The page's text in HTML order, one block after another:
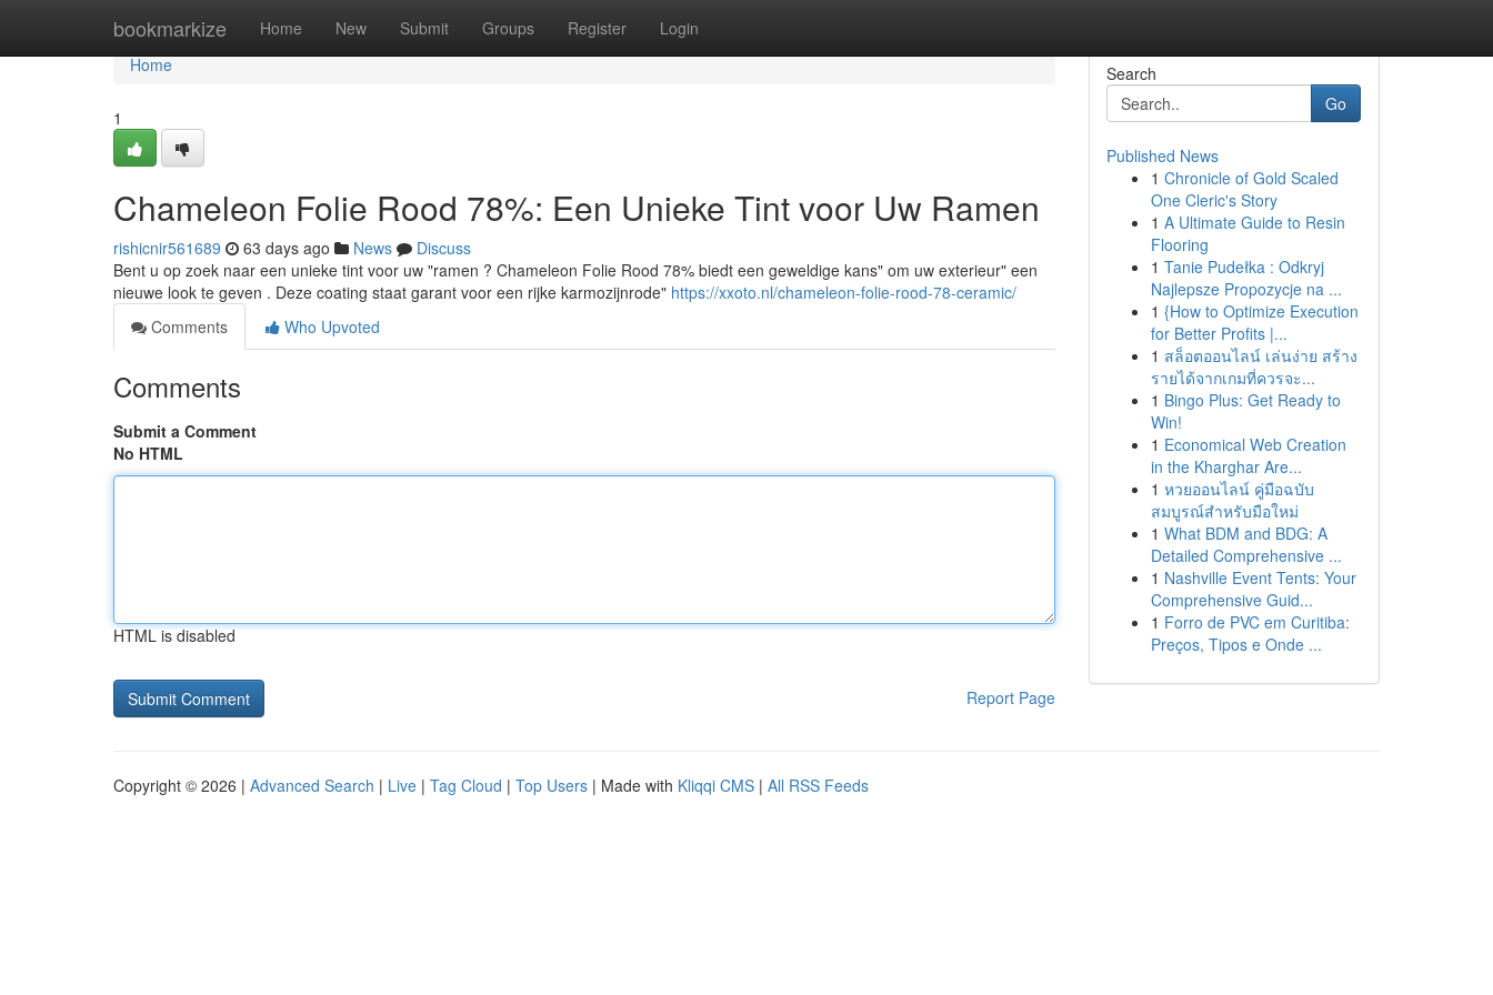
bookmarkize Home New Submit Groups Register Login
Home
Home
1
Chameleon Folie Rood 78%: Een Unieke Tint voor Uw Ramen
rishicnir561689 63 days ago News
Discuss
Bent u op zoek naar een unieke tint voor uw "ramen ? Chameleon Folie Rood 78% biedt een geweldige kans" om uw exterieur" een
nieuwe look te geven . Deze coating staat garant voor een rijke karmozijnrode" https://xxoto.nl/chameleon-folie-rood-78-ceramic/
Comments
Who Upvoted
Comments
Submit a Comment
No HTML
HTML is disabled
Report Page
Search
Go
Published News
1 Chronicle of Gold Scaled
One Cleric's Story
1 A Ultimate Guide to Resin
Flooring
1 Tanie Pudełka : Odkryj
Najlepsze Propozycje na ...
1 {How to Optimize Execution
for Better Profits |...
1 สล็อตออนไลน์ เล่นง่าย สร้าง
รายได้จากเกมที่ควรจะ...
1 Bingo Plus: Get Ready to
Win!
1 Economical Web Creation
in the Kharghar Are...
1 หวยออนไลน์ คู่มือฉบับ
สมบูรณ์สำหรับมือใหม่
1 What BDM and BDG: A
Detailed Comprehensive ...
1 Nashville Event Tents: Your
Comprehensive Guid...
1 Forro de PVC em Curitiba:
Preços, Tipos e Onde ...
Copyright © 2026 | Advanced Search | Live | Tag Cloud | Top Users | Made with Kliqqi CMS | All RSS Feeds